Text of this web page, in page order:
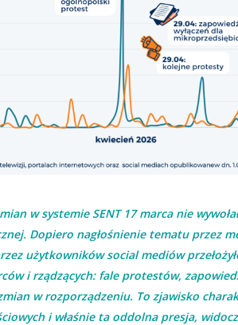
w systemie SENT 17 marca nie
Dopiero nagłośnienie tematu przez
użytkowników social mediów
i rządzących: fale protestów,
w rozporządzeniu. To zjawisko
i właśnie ta oddolna presja,